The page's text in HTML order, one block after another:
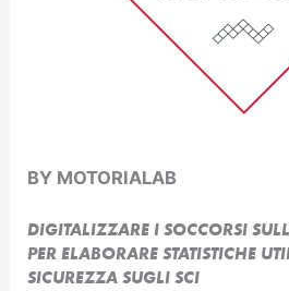
BY MOTORIALAB
DIGITALIZZARE I SOCCORSI
PER ELABORARE STATISTICHE
SICUREZZA SUGLI SCI